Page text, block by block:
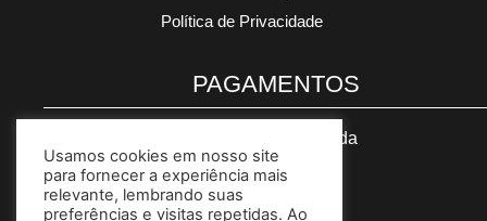
Política de Privacidade
PAGAMENTOS
Segurança garantida
Usamos cookies em nosso site
para fornecer a experiência mais
relevante, lembrando suas
preferências e visitas repetidas. Ao